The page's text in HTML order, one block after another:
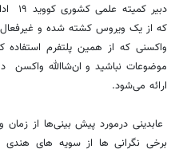
که از یک ویروس کشته شده و
واکسنی که از همین پلتفرم استفاده
موضوعات نباشید و ان‌شاالله واکسن
ارائه می‌شود.
عابدینی درمورد پیش بینی‌ها از
برخی نگرانی ها از سویه های هندی